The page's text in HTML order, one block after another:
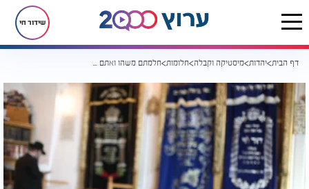
שידור חי
דף הבית יהדות מיסטיקה וקבלה חלומות חלמתם משהו ואתם זוכרים אותו בבירור? ייתכן שיש כאן מסר עמוק